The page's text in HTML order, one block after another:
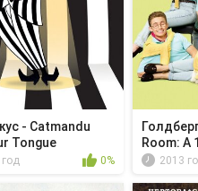
- Catmandu
Tongue
0%
Room: A
2013